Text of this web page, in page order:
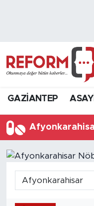
GAZİANTEP
Hava Durumu
Süper Lig Puan
Tüm Manşetler
Haber Arşivi